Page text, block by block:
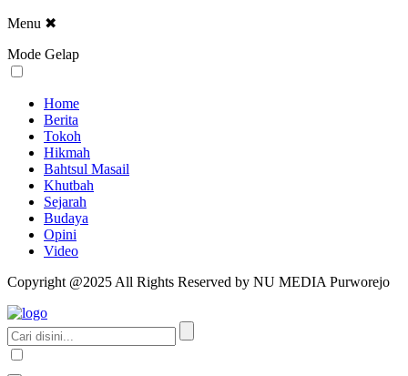
Menu ✖
Mode Gelap
Home
Berita
Tokoh
Hikmah
Bahtsul Masail
Khutbah
Sejarah
Budaya
Opini
Video
Copyright @2025 All Rights Reserved by NU MEDIA Purworejo